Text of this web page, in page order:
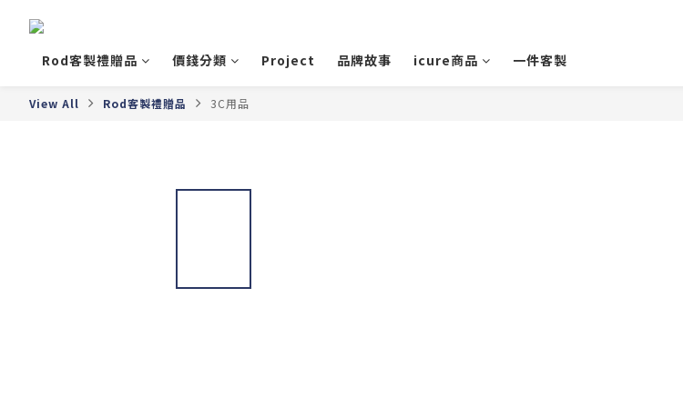
Rod客製禮贈品
價錢分類 Project 品牌故事 icure商品 一件客製
View All Rod客製禮贈品 3C用品